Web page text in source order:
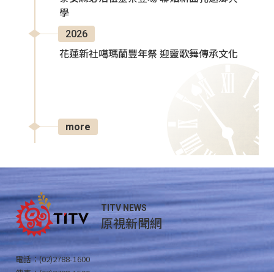
學
2026
花蓮新社噶瑪蘭豐年祭 迎靈歌舞傳承文化
more
TITV NEWS
原視新聞網
電話：(02)2788-1600